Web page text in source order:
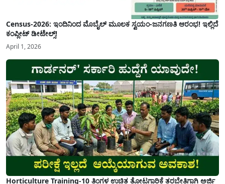
Census-2026: ಇಂದಿನಿಂದ ಮೊಬೈಲ್ ಮೂಲಕ ಸ್ವಯಂ-ಜನಗಣತಿ ಆರಂಭ! ಇಲ್ಲಿದೆ
ಕಂಪ್ಲೀಟ್ ಡೀಟೇಲ್ಸ್!
April 1, 2026
Horticulture Training-10 ತಿಂಗಳ ಉಚಿತ ತೋಟಗಾರಿಕೆ ತರಬೇತಿಗಾಗಿ ಅರ್ಜಿ